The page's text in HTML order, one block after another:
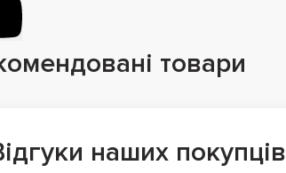
товари
наших покупців